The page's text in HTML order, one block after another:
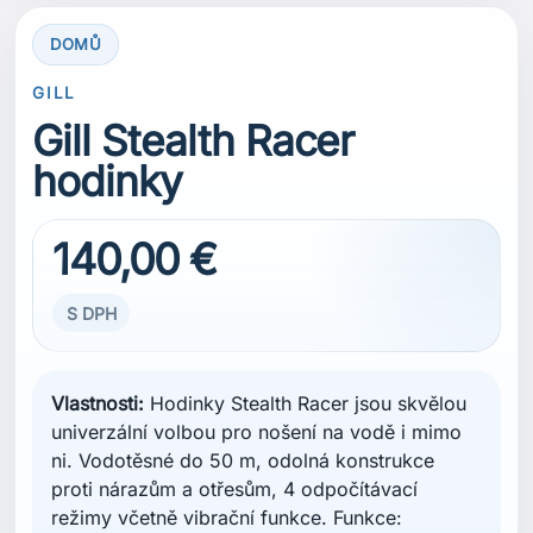
DOMŮ
GILL
Gill Stealth Racer
hodinky
140,00 €
S DPH
Vlastnosti: Hodinky Stealth Racer jsou skvělou
univerzální volbou pro nošení na vodě i mimo
ni. Vodotěsné do 50 m, odolná konstrukce
proti nárazům a otřesům, 4 odpočítávací
režimy včetně vibrační funkce. Funkce: